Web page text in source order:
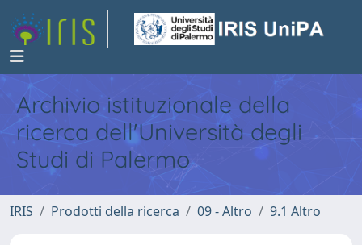
Archivio istituzionale della
ricerca dell'Università degli
Studi di Palermo
IRIS Prodotti della ricerca 09 - Altro 9.1 Altro